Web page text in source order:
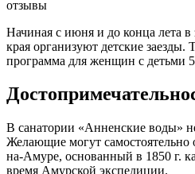
Начиная с июня и до конца лета в
края организуют детские заезды.
программа для женщин с детьми
В санатории «Анненские воды»
Желающие могут самостоятельно
на-Амуре, основанный в 1850 г.
время Амурской экспедиции.